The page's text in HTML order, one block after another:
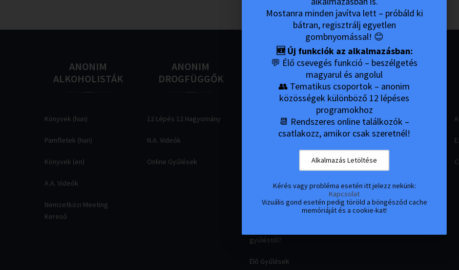
ANONIM
ALKOHOLISTÁK
Könyvek (hun)
Pamfletek (hun)
Könyvek (en)
A.A. Videók
Nemzetközi Meeting
Kereső
ANONIM
DROGFÜGGŐK
12 Lépés 12 Hagyomány
N.A. Videók
Online Gyűlések
NÉVTELEN
HOZZÁTARTOZÓK
Mi az Al-anon?
Az Al-Anon 12 Lépése és 12
Anonra
gyűléstől?
Élő Gyűlések
SZEXÉS
SZERELEMFÜGGŐK
Mi az SLAA?
függőség?
A szex, és szerelemfüggés
jellemzői
Az S.L.A.A. 12 Lépése
Mostanra minden javítva lett – próbáld ki
bátran, regisztrálj egyetlen
gombnyomással! 😊
🆕 Új funkciók az alkalmazásban:
💬 Élő csevegés funkció – beszélgetés
magyarul és angolul
👥 Tematikus csoportok – anonim
közösségek különböző 12 lépéses
programokhoz
📆 Rendszeres online találkozók –
csatlakozz, amikor csak szeretnél!
Alkalmazás Letöltése
Kérés vagy probléma esetén itt jelezz nekünk:
Kapcsolat
Vizuális gond esetén pedig töröld a böngésződ cache
memóriáját és a cookie-kat!